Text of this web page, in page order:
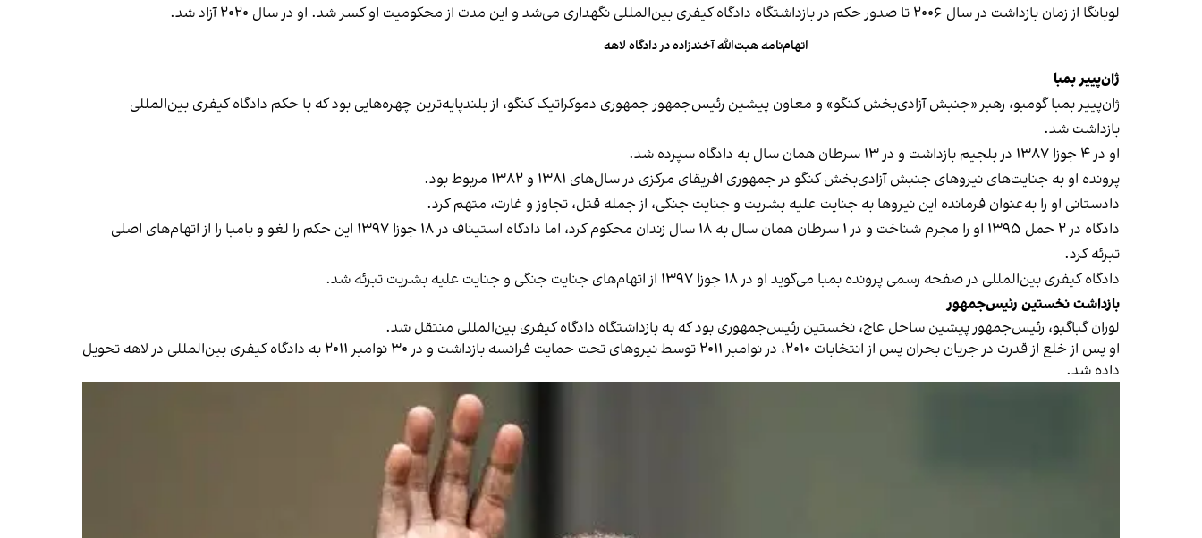
لوبانگا از زمان بازداشت در سال ۲۰۰۶ تا صدور حکم در بازداشتگاه دادگاه کیفری بین‌المللی نگهداری می‌شد و این مدت از محکومیت او کسر شد. او در سال ۲۰۲۰ آزاد شد.
اتهام‌نامه هبت‌الله آخندزاده در دادگاه لاهه
ژان‌پییر بمبا
ژان‌پییر بمبا گومبو، رهبر «جنبش آزادی‌بخش کنگو» و معاون پیشین رئیس‌جمهور جمهوری دموکراتیک کنگو، از بلندپایه‌ترین چهره‌هایی بود که با حکم دادگاه کیفری بین‌المللی
بازداشت شد.
او در ۴ جوزا ۱۳۸۷ در بلجیم بازداشت و در ۱۳ سرطان همان سال به دادگاه سپرده شد.
پرونده او به جنایت‌های نیروهای جنبش آزادی‌بخش کنگو در جمهوری افریقای مرکزی در سال‌های ۱۳۸۱ و ۱۳۸۲ مربوط بود.
دادستانی او را به‌عنوان فرمانده این نیروها به جنایت علیه بشریت و جنایت جنگی، از جمله قتل، تجاوز و غارت، متهم کرد.
دادگاه در ۲ حمل ۱۳۹۵ او را مجرم شناخت و در ۱ سرطان همان سال به ۱۸ سال زندان محکوم کرد، اما دادگاه استیناف در ۱۸ جوزا ۱۳۹۷ این حکم را لغو و بامبا را از اتهام‌های اصلی
تبرئه کرد.
دادگاه کیفری بین‌المللی در صفحه رسمی پرونده بمبا می‌گوید او در ۱۸ جوزا ۱۳۹۷ از اتهام‌های جنایت جنگی و جنایت علیه بشریت تبرئه شد.
بازداشت نخستین رئیس‌جمهور
لوران گباگبو، رئیس‌جمهور پیشین ساحل عاج، نخستین رئیس‌جمهوری بود که به بازداشتگاه دادگاه کیفری بین‌المللی منتقل شد.
او پس از خلع از قدرت در جریان بحران پس از انتخابات ۲۰۱۰، در نوامبر ۲۰۱۱ توسط نیروهای تحت حمایت فرانسه بازداشت و در ۳۰ نوامبر ۲۰۱۱ به دادگاه کیفری بین‌المللی در لاهه تحویل
داده شد.